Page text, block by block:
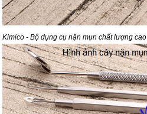
Kimico - Bộ dụng cụ nặn mụn chất lượng cao